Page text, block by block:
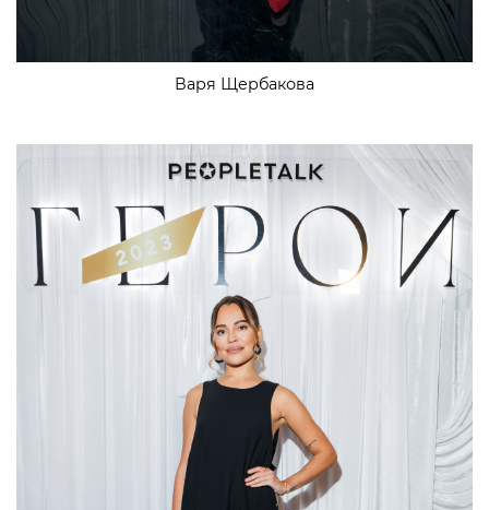
Варя Щербакова